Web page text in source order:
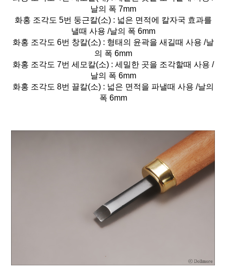
날의 폭 7mm
화홍 조각도 5번 둥근칼(소) : 넓은 면적에 칼자국 효과를
낼때 사용 /날의 폭 6mm
화홍 조각도 6번 창칼(소) : 형태의 윤곽을 새길때 사용 /날
의 폭 6mm
화홍 조각도 7번 세모칼(소) : 세밀한 곳을 조각할때 사용 /
날의 폭 6mm
화홍 조각도 8번 끌칼(소) : 넓은 면적을 파낼때 사용 /날의
폭 6mm